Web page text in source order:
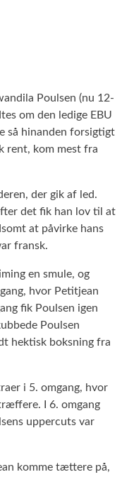
Poulsen (nu 12-
om den ledige EBU
så hinanden forsigtigt
rent, kom mest fra
der gik af led.
det fik han lov til at
at påvirke hans
fransk.
en smule, og
hvor Petitjean
fik Poulsen igen
Poulsen
hektisk boksning fra
i 5. omgang, hvor
I 6. omgang
uppercuts var
komme tættere på,